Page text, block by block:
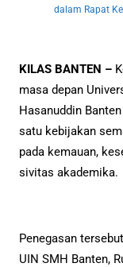
dalam Rapat
KILAS BANTEN –
masa depan
Hasanuddin
satu kebijakan
pada kemauan,
sivitas akademika.
Penegasan
UIN SMH Banten,